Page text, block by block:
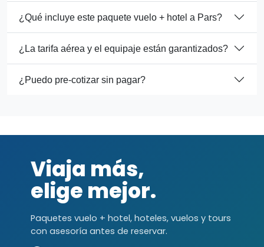
¿Qué incluye este paquete vuelo + hotel a Pars?
¿La tarifa aérea y el equipaje están garantizados?
¿Puedo pre-cotizar sin pagar?
Viaja más,
elige mejor.
Paquetes vuelo + hotel, hoteles, vuelos y tours
con asesoría antes de reservar.